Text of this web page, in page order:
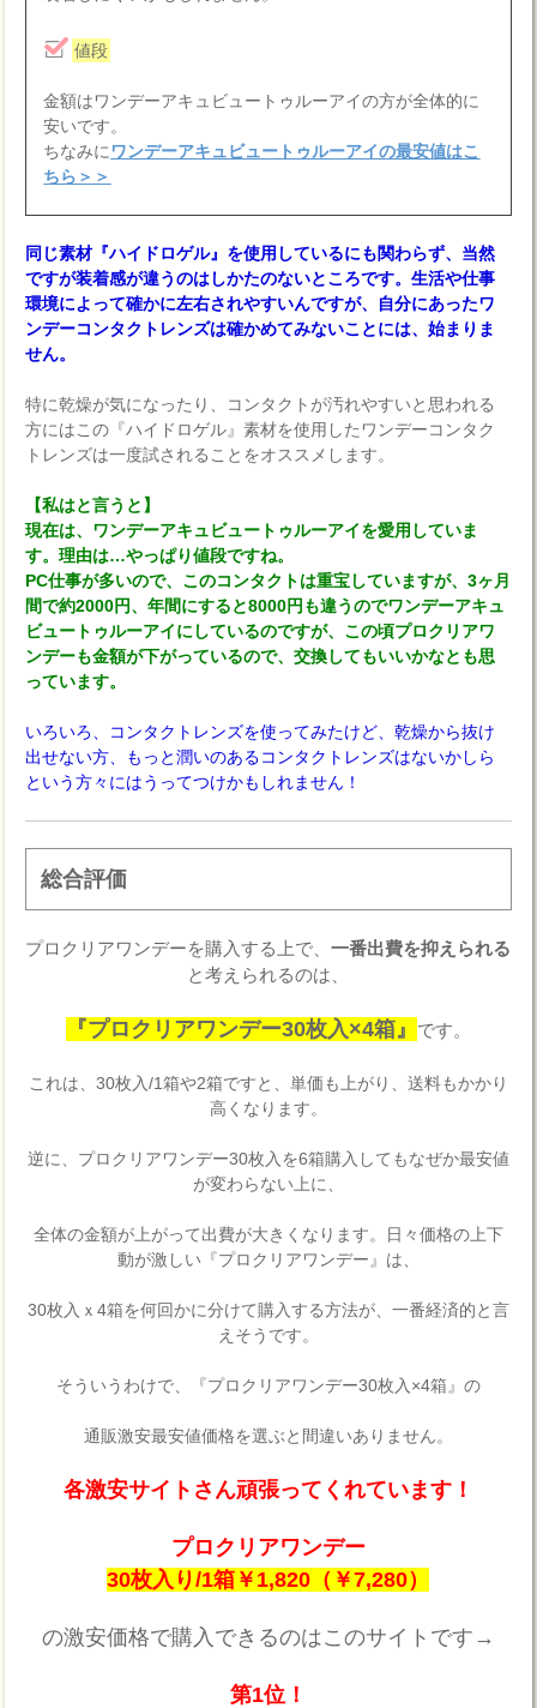
値段
金額はワンデーアキュビュートゥルーアイの方が全体的に
安いです。
ちなみにワンデーアキュビュートゥルーアイの最安値はこ
ちら＞＞
同じ素材『ハイドロゲル』を使用しているにも関わらず、当然
ですが装着感が違うのはしかたのないところです。生活や仕事
環境によって確かに左右されやすいんですが、自分にあったワ
ンデーコンタクトレンズは確かめてみないことには、始まりま
せん。
特に乾燥が気になったり、コンタクトが汚れやすいと思われる
方にはこの『ハイドロゲル』素材を使用したワンデーコンタク
トレンズは一度試されることをオススメします。
【私はと言うと】
現在は、ワンデーアキュビュートゥルーアイを愛用していま
す。理由は…やっぱり値段ですね。
PC仕事が多いので、このコンタクトは重宝していますが、3ヶ月
間で約2000円、年間にすると8000円も違うのでワンデーアキュ
ビュートゥルーアイにしているのですが、この頃プロクリアワ
ンデーも金額が下がっているので、交換してもいいかなとも思
っています。
いろいろ、コンタクトレンズを使ってみたけど、乾燥から抜け
出せない方、もっと潤いのあるコンタクトレンズはないかしら
という方々にはうってつけかもしれません！
総合評価
プロクリアワンデーを購入する上で、一番出費を抑えられる
と考えられるのは、
『プロクリアワンデー30枚入×4箱』 です。
これは、30枚入/1箱や2箱ですと、単価も上がり、送料もかかり
高くなります。
逆に、プロクリアワンデー30枚入を6箱購入してもなぜか最安値
が変わらない上に、
全体の金額が上がって出費が大きくなります。日々価格の上下
動が激しい『プロクリアワンデー』は、
30枚入ｘ4箱を何回かに分けて購入する方法が、一番経済的と言
えそうです。
そういうわけで、『プロクリアワンデー30枚入×4箱』の
通販激安最安値価格を選ぶと間違いありません。
各激安サイトさん頑張ってくれています！
プロクリアワンデー
30枚入り/1箱￥1,820（￥7,280）
の激安価格で購入できるのはこのサイトです→
第1位！